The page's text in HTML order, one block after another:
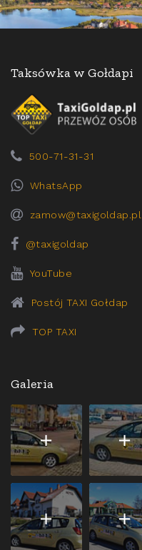
Taksówka w Gołdapi
500-71-31-31
WhatsApp
zamow@taxigoldap.pl
@taxigoldap
YouTube
Postój TAXI Gołdap
TOP TAXI
Galeria